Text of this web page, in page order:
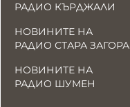
РАДИО КЪРДЖАЛИ
НОВИНИТЕ НА
РАДИО СТАРА ЗАГОРА
НОВИНИТЕ НА
РАДИО ШУМЕН